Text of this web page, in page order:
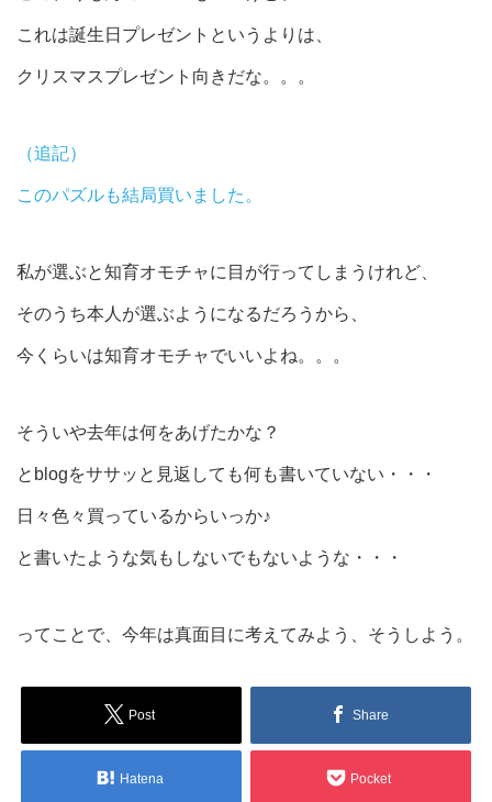
これは誕生日プレゼントというよりは、
クリスマスプレゼント向きだな。。。
（追記）
このパズルも結局買いました。
私が選ぶと知育オモチャに目が行ってしまうけれど、
そのうち本人が選ぶようになるだろうから、
今くらいは知育オモチャでいいよね。。。
そういや去年は何をあげたかな？
とblogをササッと見返しても何も書いていない・・・
日々色々買っているからいっか♪
と書いたような気もしないでもないような・・・
ってことで、今年は真面目に考えてみよう、そうしよう。
Post Share
Hatena Pocket